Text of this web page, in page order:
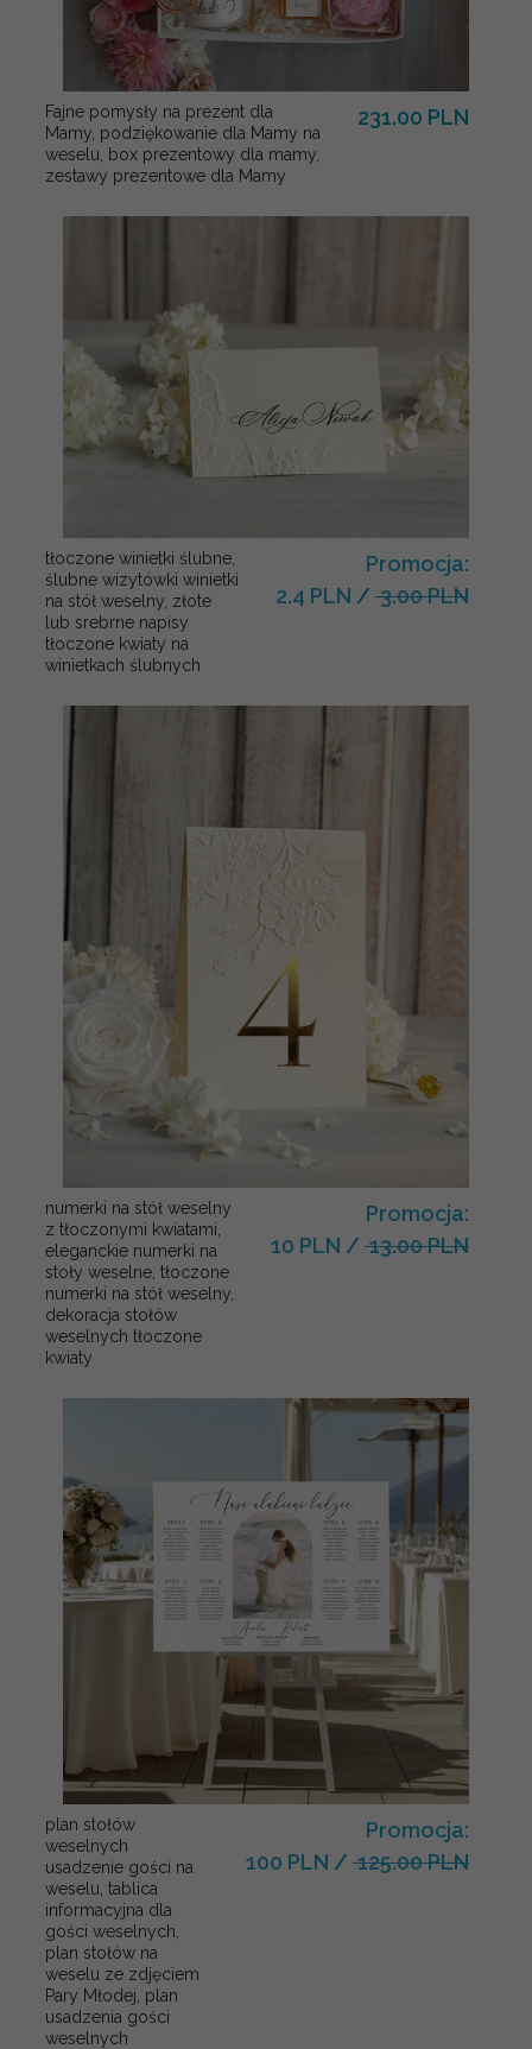
Fajne pomysły na prezent dla
Mamy, podziękowanie dla Mamy na
weselu, box prezentowy dla mamy,
zestawy prezentowe dla Mamy
231.00 PLN
tłoczone winietki ślubne,
ślubne wizytówki winietki
na stół weselny, złote
lub srebrne napisy
tłoczone kwiaty na
winietkach ślubnych
Promocja:
2.4 PLN / 3.00 PLN
numerki na stół weselny
z tłoczonymi kwiatami,
eleganckie numerki na
stoły weselne, tłoczone
numerki na stół weselny,
dekoracja stołów
weselnych tłoczone
kwiaty
Promocja:
10 PLN / 13.00 PLN
plan stołów
weselnych
usadzenie gości na
weselu, tablica
informacyjna dla
gości weselnych,
plan stołów na
weselu ze zdjęciem
Pary Młodej, plan
usadzenia gości
weselnych
Promocja:
100 PLN / 125.00 PLN